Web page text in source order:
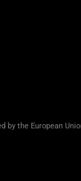
by the European